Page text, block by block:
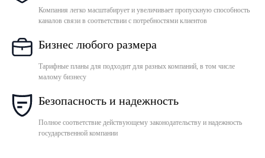
Компания легко масштабирует и увеличивает пропускную способность
каналов связи в соответствии с потребностями клиентов
Бизнес любого размера
Тарифные планы для подходит для разных компаний, в том числе
малому бизнесу
Безопасность и надежность
Полное соответствие действующему законодательству и надежность
государственной компании